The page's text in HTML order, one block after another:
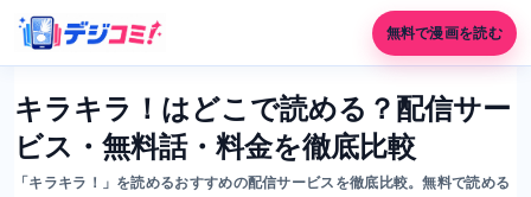
無料で漫画を読む
キラキラ！はどこで読める？配信サー
ビス・無料話・料金を徹底比較
「キラキラ！」を読めるおすすめの配信サービスを徹底比較。無料で読める